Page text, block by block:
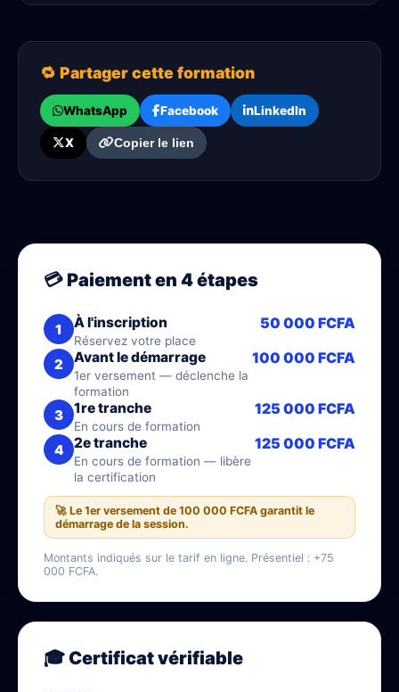
🔁 Partager cette formation
WhatsApp Facebook LinkedIn
X Copier le lien
💳 Paiement en 4 étapes
1 À l'inscription
Réservez votre place
50 000 FCFA
2 Avant le démarrage
1er versement — déclenche la
formation
100 000 FCFA
3 1re tranche
En cours de formation
125 000 FCFA
4 2e tranche
En cours de formation — libère
la certification
125 000 FCFA
🚀 Le 1er versement de 100 000 FCFA garantit le
démarrage de la session.
Montants indiqués sur le tarif en ligne. Présentiel : +75
000 FCFA.
🎓 Certificat vérifiable